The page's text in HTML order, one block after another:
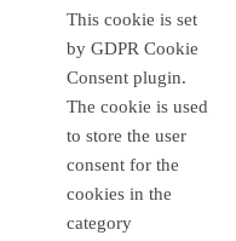
This cookie is set
by GDPR Cookie
Consent plugin.
The cookie is used
to store the user
consent for the
cookies in the
category